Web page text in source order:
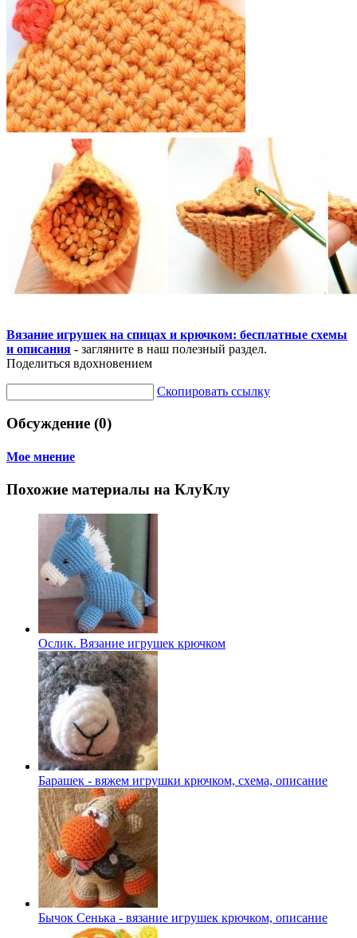
Вязание игрушек на спицах и крючком: бесплатные схемы
и описания - загляните в наш полезный раздел.
Поделиться вдохновением
Скопировать ссылку
Обсуждение (0)
Мое мнение
Похожие материалы на КлуКлу
Ослик. Вязание игрушек крючком
Барашек - вяжем игрушки крючком, схема, описание
Бычок Сенька - вязание игрушек крючком, описание